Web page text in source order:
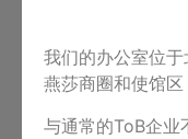
我们的办公室位
燕莎商圈和使馆区
与通常的ToB企业